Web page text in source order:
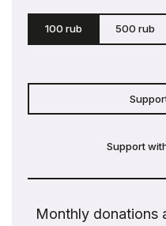
100 rub 500 rub
Support
Monthly donations